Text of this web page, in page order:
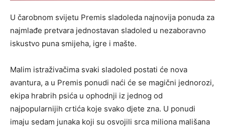
U čarobnom svijetu Premis sladoleda najnovija ponuda za
najmlađe pretvara jednostavan sladoled u nezaboravno
iskustvo puna smijeha, igre i mašte.
Malim istraživačima svaki sladoled postati će nova
avantura, a u Premis ponudi naći će se magični jednorozi,
ekipa hrabrih psića u ophodnji iz jednog od
najpopularnijih crtića koje svako djete zna. U ponudi
imaju sedam junaka koji su osvojili srca miliona mališana